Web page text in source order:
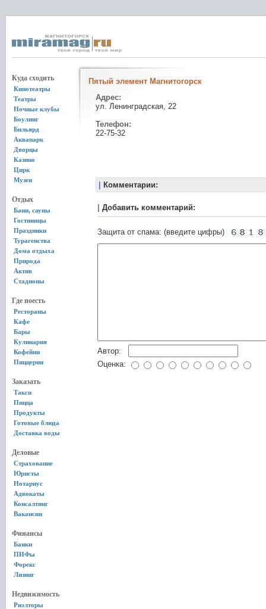
Куда сходить
Кинотеатры
Театры
Ночные клубы
Боулинг
Бильярд
Аквапарк
Дворцы
Казино
Цирк
Музеи
Отдых
Бани, сауны
Гостиницы
Праздники
Турагенства
Дома отдыха
Природа
Актив
Стадионы
Где поесть
Рестораны
Кафе
Бары
Кулинария
Кофейни
Пиццерии
Заказать
Такси
Пицца
Продукты
Готовые блюда
Доставка воды
Деловые
Страхование
Юристы
Нотариус
Адвокаты
Консалтинг
Вакансии
Финансы
Банки
ПИФы
Форекс
Лизинг
Недвижимость
Риэлторы
Пятый элемент Магнитогорск
Адрес:
ул. Ленинградская, 22
Телефон:
22-75-32
Комментарии:
Добавить комментарий:
Защита от спама: (введите цифры)
Автор:
Оценка: